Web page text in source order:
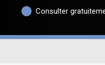
Consulter